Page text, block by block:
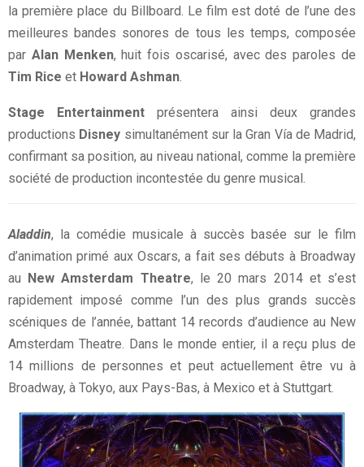
la première place du Billboard. Le film est doté de l’une des
meilleures bandes sonores de tous les temps, composée
par Alan Menken, huit fois oscarisé, avec des paroles de
Tim Rice et Howard Ashman.
Stage Entertainment présentera ainsi deux grandes
productions Disney simultanément sur la Gran Vía de Madrid,
confirmant sa position, au niveau national, comme la première
société de production incontestée du genre musical.
Aladdin, la comédie musicale à succès basée sur le film
d’animation primé aux Oscars, a fait ses débuts à Broadway
au New Amsterdam Theatre, le 20 mars 2014 et s’est
rapidement imposé comme l’un des plus grands succès
scéniques de l’année, battant 14 records d’audience au New
Amsterdam Theatre. Dans le monde entier, il a reçu plus de
14 millions de personnes et peut actuellement être vu à
Broadway, à Tokyo, aux Pays-Bas, à Mexico et à Stuttgart.